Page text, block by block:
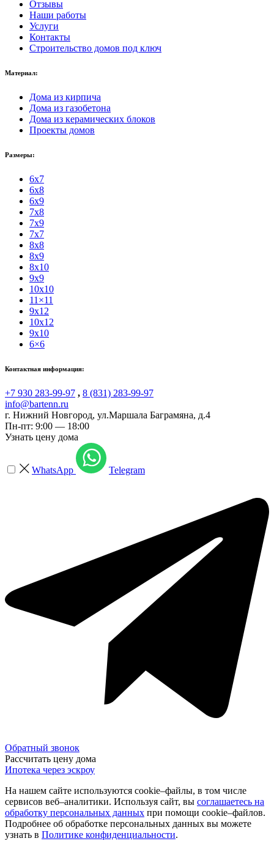
Отзывы
Наши работы
Услуги
Контакты
Строительство домов под ключ
Материал:
Дома из кирпича
Дома из газобетона
Дома из керамических блоков
Проекты домов
Размеры:
6x7
6x8
6x9
7x8
7x9
7x7
8x8
8x9
8x10
9x9
10x10
11×11
9x12
10x12
9x10
6×6
Контактная информация:
+7 930 283-99-97 , 8 (831) 283-99-97
info@bartenn.ru
г. Нижний Новгород, ул.Маршала Баграмяна, д.4
Пн-пт: 9:00 — 18:00
Узнать цену дома
WhatsApp Telegram
Обратный звонок
Рассчитать цену дома
Ипотека через эскроу
На нашем сайте используются cookie–файлы, в том числе
сервисов веб–аналитики. Используя сайт, вы соглашаетесь на
обработку персональных данных при помощи cookie–файлов.
Подробнее об обработке персональных данных вы можете
узнать в Политике конфиденциальности.